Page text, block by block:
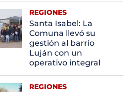
REGIONES
Santa Isabel: La
Comuna llevó su
gestión al barrio
Luján con un
operativo integral
REGIONES